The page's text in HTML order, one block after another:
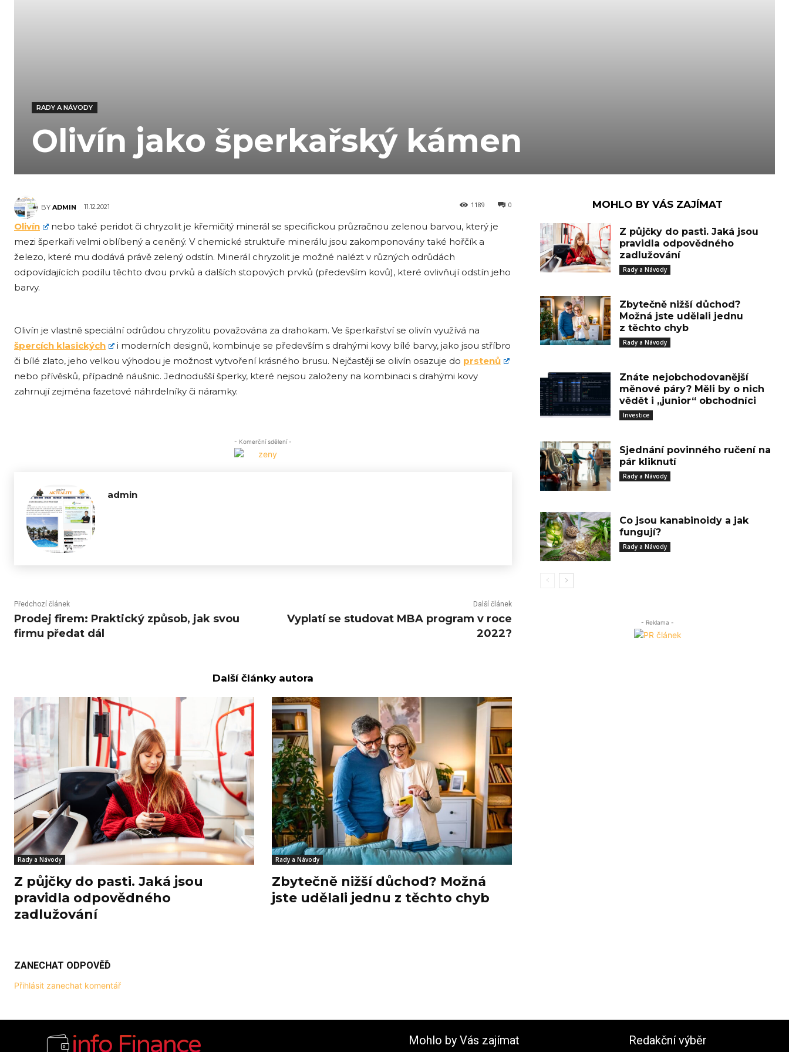
RADY A NÁVODY
Olivín jako šperkařský kámen
BY ADMIN 11.12.2021 0
1189
Olivín
nebo také peridot či chryzolit je křemičitý minerál se specifickou průzračnou zelenou barvou, který je
mezi šperkaři velmi oblíbený a ceněný. V chemické struktuře minerálu jsou zakomponovány také hořčík a
železo, které mu dodává právě zelený odstín. Minerál chryzolit je možné nalézt v různých odrůdách
odpovídajících podílu těchto dvou prvků a dalších stopových prvků (především kovů), které ovlivňují odstín jeho
barvy.
Olivín je vlastně speciální odrůdou chryzolitu považována za drahokam. Ve šperkařství se olivín využívá na
špercích klasických
i moderních designů, kombinuje se především s drahými kovy bílé barvy, jako jsou stříbro
či bílé zlato, jeho velkou výhodou je možnost vytvoření krásného brusu. Nejčastěji se olivín osazuje do prstenů
nebo přívěsků, případně náušnic. Jednodušší šperky, které nejsou založeny na kombinaci s drahými kovy
zahrnují zejména fazetové náhrdelníky či náramky.
- Komerční sdělení -
admin
Předchozí článek
Prodej firem: Praktický způsob, jak svou
firmu předat dál
Další článek
Vyplatí se studovat MBA program v roce
2022?
Další články autora
Rady a Návody
Z půjčky do pasti. Jaká jsou
pravidla odpovědného
zadlužování
Rady a Návody
Zbytečně nižší důchod? Možná
jste udělali jednu z těchto chyb
ZANECHAT ODPOVĚĎ
Přihlásit zanechat komentář
MOHLO BY VÁS ZAJÍMAT
Z půjčky do pasti. Jaká jsou
pravidla odpovědného
zadlužování
Rady a Návody
Zbytečně nižší důchod?
Možná jste udělali jednu
z těchto chyb
Rady a Návody
Znáte nejobchodovanější
měnové páry? Měli by o nich
vědět i „junior“ obchodníci
Investice
Sjednání povinného ručení na
pár kliknutí
Rady a Návody
Co jsou kanabinoidy a jak
fungují?
Rady a Návody
- Reklama -
info Finance Mohlo by Vás zajímat Redakční výběr